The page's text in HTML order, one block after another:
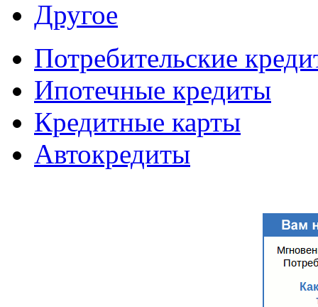
Другое
Потребительские
Ипотечные кредиты
Кредитные карты
Автокредиты